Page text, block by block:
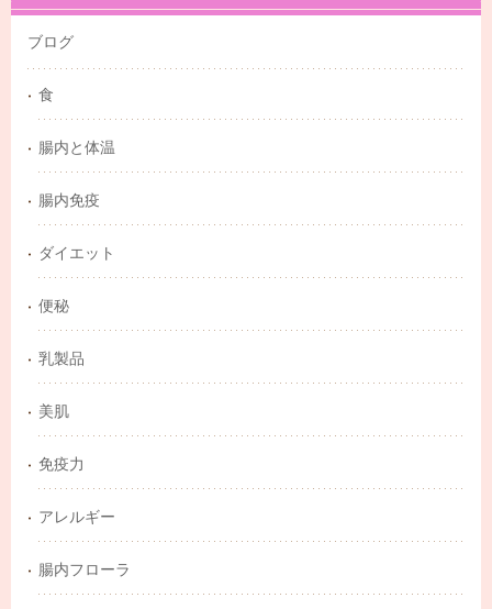
ブログ
食
腸内と体温
腸内免疫
ダイエット
便秘
乳製品
美肌
免疫力
アレルギー
腸内フローラ